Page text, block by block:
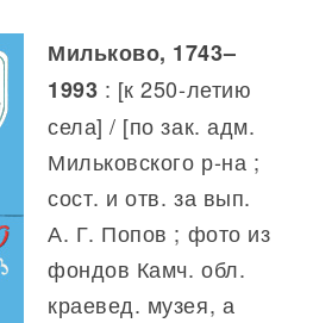
Мильково, 1743–
1993 : [к 250-летию
села] / [по зак. адм.
Мильковского р-на ;
сост. и отв. за вып.
А. Г. Попов ; фото из
фондов Камч. обл.
краевед. музея, а